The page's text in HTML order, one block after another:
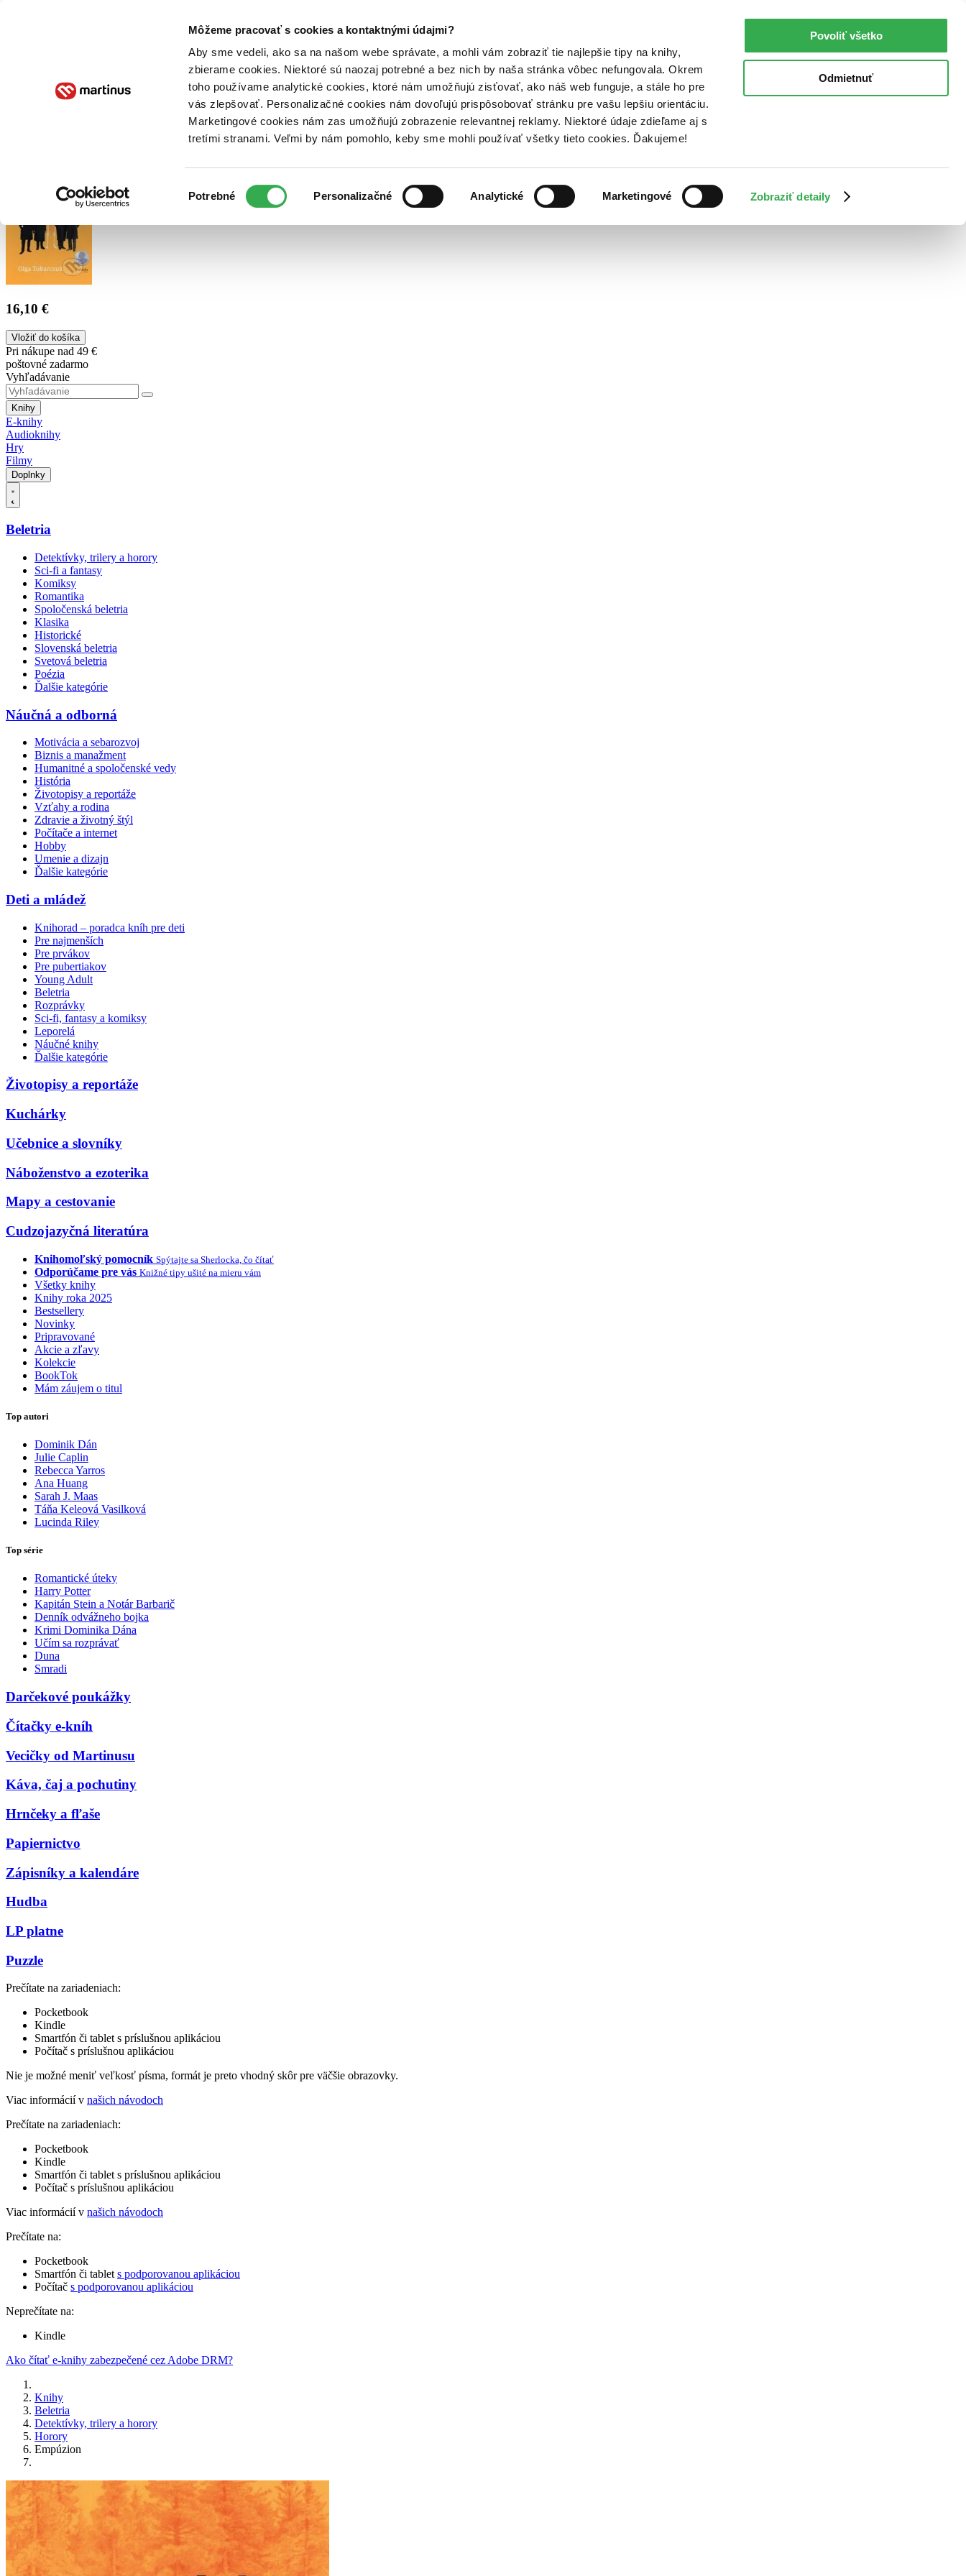
Môžeme pracovať s cookies a kontaktnými údajmi?
Aby sme vedeli, ako sa na našom webe správate, a mohli vám zobraziť tie najlepšie tipy na knihy,
zbierame cookies. Niektoré sú naozaj potrebné a bez nich by naša stránka vôbec nefungovala. Okrem
toho používame analytické cookies, ktoré nám umožňujú zisťovať, ako náš web funguje, a stále ho pre
vás zlepšovať. Personalizačné cookies nám dovoľujú prispôsobovať stránku pre vašu lepšiu orientáciu.
Marketingové cookies nám zas umožňujú zobrazenie relevantnej reklamy. Niektoré údaje zdieľame aj s
tretími stranami. Veľmi by nám pomohlo, keby sme mohli používať všetky tieto cookies. Ďakujeme!
súhlasu
Potrebné Personalizačné Analytické Marketingové Zobraziť detaily
Povoliť všetko
Odmietnuť
Poukážky Kontakt
16,10 €
Vložiť do košíka
Pri nákupe nad 49 €
poštovné zadarmo
Vyhľadávanie
Knihy
E-knihy
Audioknihy
Hry
Filmy
Doplnky
Beletria
Detektívky, trilery a horory
Sci-fi a fantasy
Komiksy
Romantika
Spoločenská beletria
Klasika
Historické
Slovenská beletria
Svetová beletria
Poézia
Ďalšie kategórie
Náučná a odborná
Motivácia a sebarozvoj
Biznis a manažment
Humanitné a spoločenské vedy
História
Životopisy a reportáže
Vzťahy a rodina
Zdravie a životný štýl
Počítače a internet
Hobby
Umenie a dizajn
Ďalšie kategórie
Deti a mládež
Knihorad – poradca kníh pre deti
Pre najmenších
Pre prvákov
Pre pubertiakov
Young Adult
Beletria
Rozprávky
Sci-fi, fantasy a komiksy
Leporelá
Náučné knihy
Ďalšie kategórie
Životopisy a reportáže
Kuchárky
Učebnice a slovníky
Náboženstvo a ezoterika
Mapy a cestovanie
Cudzojazyčná literatúra
Knihomoľský pomocník Spýtajte sa Sherlocka, čo čítať
Odporúčame pre vás Knižné tipy ušité na mieru vám
Všetky knihy
Knihy roka 2025
Bestsellery
Novinky
Pripravované
Akcie a zľavy
Kolekcie
BookTok
Mám záujem o titul
Top autori
Dominik Dán
Julie Caplin
Rebecca Yarros
Ana Huang
Sarah J. Maas
Táňa Keleová Vasilková
Lucinda Riley
Top série
Romantické úteky
Harry Potter
Kapitán Stein a Notár Barbarič
Denník odvážneho bojka
Krimi Dominika Dána
Učím sa rozprávať
Duna
Smradi
Darčekové poukážky
Čítačky e-kníh
Vecičky od Martinusu
Káva, čaj a pochutiny
Hrnčeky a fľaše
Papiernictvo
Zápisníky a kalendáre
Hudba
LP platne
Puzzle
Prečítate na zariadeniach:
Pocketbook
Kindle
Smartfón či tablet s príslušnou aplikáciou
Počítač s príslušnou aplikáciou
Nie je možné meniť veľkosť písma, formát je preto vhodný skôr pre väčšie obrazovky.
Viac informácií v našich návodoch
Prečítate na zariadeniach:
Pocketbook
Kindle
Smartfón či tablet s príslušnou aplikáciou
Počítač s príslušnou aplikáciou
Viac informácií v našich návodoch
Prečítate na:
Pocketbook
Smartfón či tablet s podporovanou aplikáciou
Počítač s podporovanou aplikáciou
Neprečítate na:
Kindle
Ako čítať e-knihy zabezpečené cez Adobe DRM?
Knihy
Beletria
Detektívky, trilery a horory
Horory
Empúzion